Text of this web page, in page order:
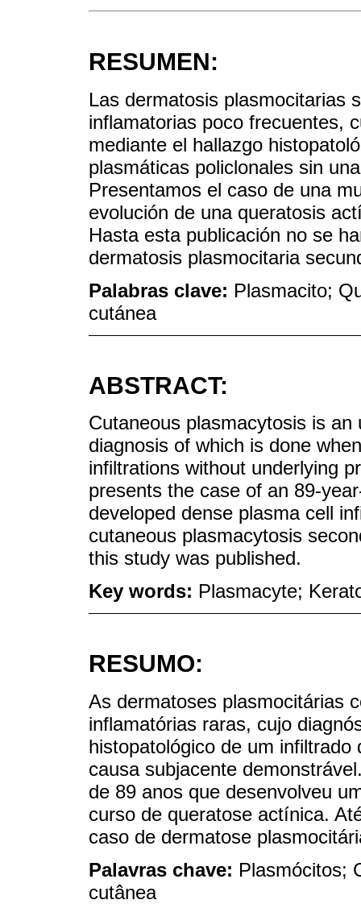
RESUMEN:
Las dermatosis plasmocitarias
inflamatorias poco frecuentes,
mediante el hallazgo
plasmáticas policlonales sin
Presentamos el caso de una
evolución de una queratosis
Hasta esta publicación no se
dermatosis plasmocitaria
Palabras clave: Plasmacito;
cutánea
ABSTRACT:
Cutaneous plasmacytosis is
diagnosis of which is done
infiltrations without underlying
presents the case of an 89-
developed dense plasma cell
cutaneous plasmacytosis
this study was published.
Key words: Plasmacyte;
RESUMO:
As dermatoses plasmocitárias
inflamatórias raras, cujo
histopatológico de um
causa subjacente
de 89 anos que desenvolveu
curso de queratose actínica.
caso de dermatose
Palavras chave: Plasmócitos;
cutânea